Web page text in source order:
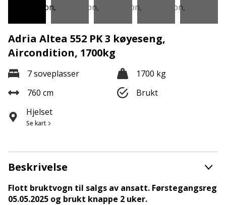
Adria Altea 552 PK 3 køyeseng,
Aircondition, 1700kg
7 soveplasser
1700 kg
760 cm
Brukt
Hjelset
Se kart
Beskrivelse
Flott bruktvogn til salgs av ansatt. Førstegangsreg
05.05.2025 og brukt knappe 2 uker.